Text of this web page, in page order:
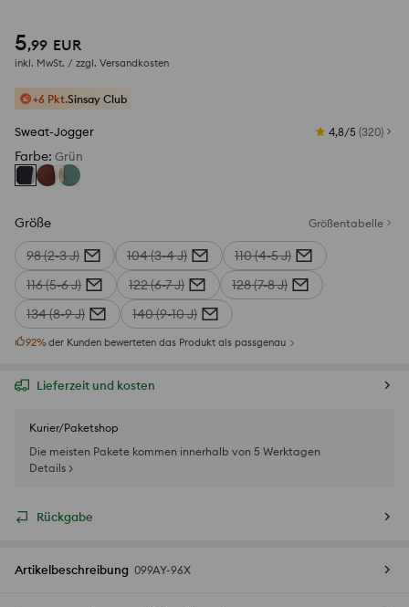
5,99 EUR
inkl. MwSt. / zzgl. Versandkosten
+6 Pkt.Sinsay Club
Sweat-Jogger 4,8/5 (320)
Farbe: Grün
Größe Größentabelle
98 (2-3 J) 104 (3-4 J)
110 (4-5 J)
116 (5-6 J)
122 (6-7 J)
128 (7-8 J)
134 (8-9 J)
140 (9-10 J)
92%der Kunden bewerteten das Produkt als passgenau
Lieferzeit und kosten
Kurier/Paketshop
Die meisten Pakete kommen innerhalb von 5 Werktagen
Details >
Rückgabe
Artikelbeschreibung 099AY-96X